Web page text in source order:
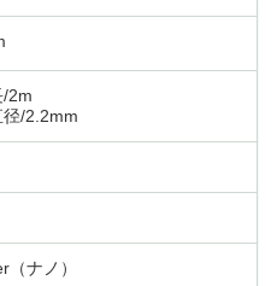
/2m
径/2.2mm
ナノ）